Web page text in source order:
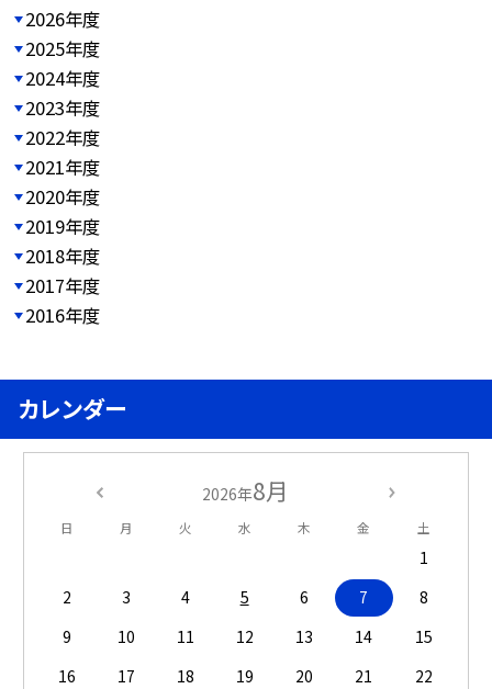
2026年度
2025年度
2024年度
2023年度
2022年度
2021年度
2020年度
2019年度
2018年度
2017年度
2016年度
カレンダー
2026年8月
日 月 火 水 木 金 土
1
2
3 4 5 6 7
8
9
10 11 12 13 14
15
16
17 18 19 20 21
22